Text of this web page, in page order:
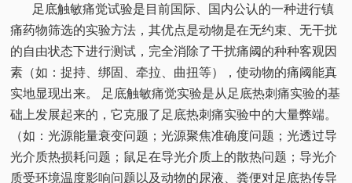
足底触敏痛觉试验是目前国际、国内公认的一种进行镇
痛药物筛选的实验方法，其优点是动物是在无约束、无干扰
的自由状态下进行测试，完全消除了干扰痛阈的种种客观因
素（如：捉持、绑固、牵拉、曲扭等），使动物的痛阈能真
实地显现出来。 足底触敏痛觉实验是从足底热刺痛实验的基
础上发展起来的，它克服了足底热刺痛实验中的大量弊端。
（如：光源能量衰变问题；光源聚焦准确度问题；光透过导
光介质热损耗问题；鼠足在导光介质上的散热问题；导光介
质受环境温度影响问题以及动物的尿液、粪便对足底热传导